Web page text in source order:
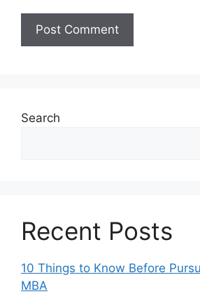
Search
Recent Posts
10 Things to Know Before
MBA